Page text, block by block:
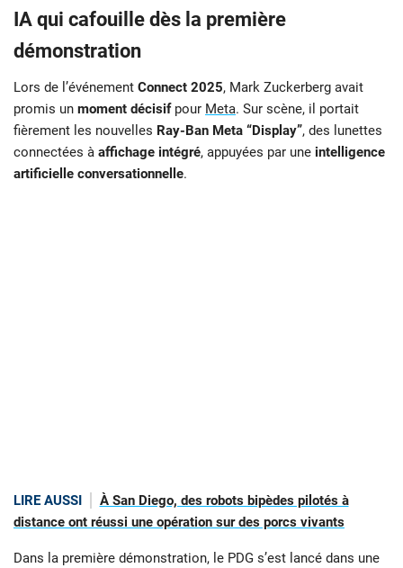
IA qui cafouille dès la première
démonstration
Lors de l’événement Connect 2025, Mark Zuckerberg avait
promis un moment décisifpour Meta. Sur scène, il portait
fièrement les nouvelles Ray-Ban Meta “Display”, des lunettes
connectées à affichage intégré, appuyées par une intelligence
artificielle conversationnelle.
LIRE AUSSI
À San Diego, des robots bipèdes pilotés à
distance ont réussi une opération sur des porcs vivants
Dans la première démonstration, le PDG s’est lancé dans une